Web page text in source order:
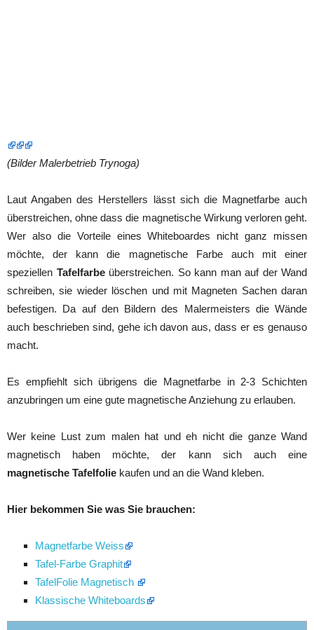
(Bilder Malerbetrieb Trynoga)
Laut Angaben des Herstellers lässt sich die Magnetfarbe auch
überstreichen, ohne dass die magnetische Wirkung verloren geht.
Wer also die Vorteile eines Whiteboardes nicht ganz missen
möchte, der kann die magnetische Farbe auch mit einer
speziellen Tafelfarbeüberstreichen. So kann man auf der Wand
schreiben, sie wieder löschen und mit Magneten Sachen daran
befestigen. Da auf den Bildern des Malermeisters die Wände
auch beschrieben sind, gehe ich davon aus, dass er es genauso
macht.
Es empfiehlt sich übrigens die Magnetfarbe in 2-3 Schichten
anzubringen um eine gute magnetische Anziehung zu erlauben.
Wer keine Lust zum malen hat und eh nicht die ganze Wand
magnetisch haben möchte, der kann sich auch eine
magnetische Tafelfolie kaufen und an die Wand kleben.
Hier bekommen Sie was Sie brauchen:
Magnetfarbe Weiss
Tafel-Farbe Graphit
TafelFolie Magnetisch
Klassische Whiteboards